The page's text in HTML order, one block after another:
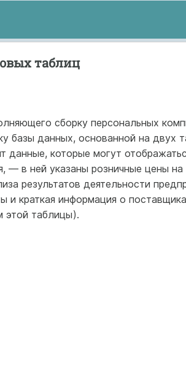
таблиц
сборку персональных
базы данных, основанной на двух
которые могут
— в ней указаны розничные цены
результатов деятельности
и краткая информация о
этой таблицы).